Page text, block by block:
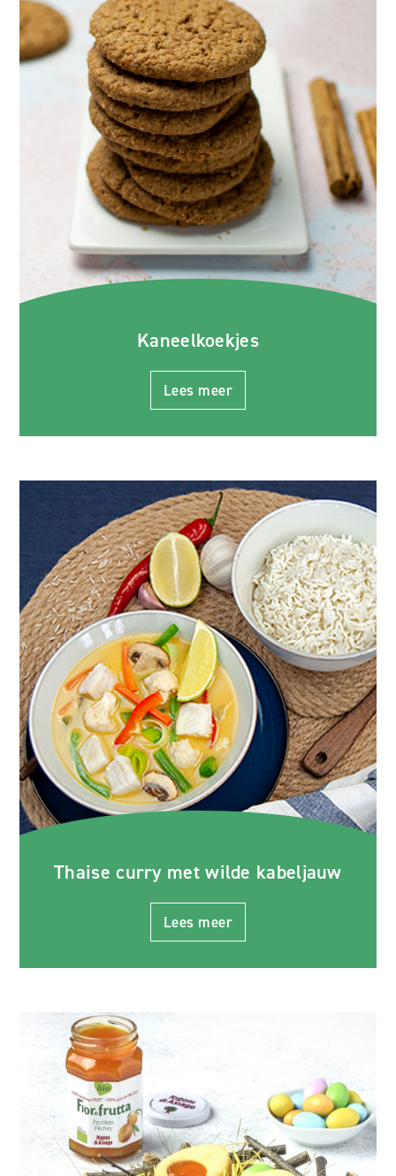
Kaneelkoekjes
Lees meer
Thaise curry met wilde kabeljauw
Lees meer